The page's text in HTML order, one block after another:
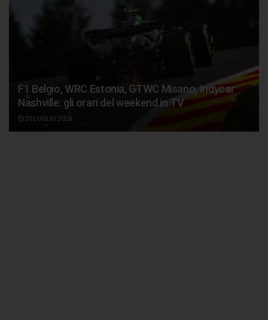
F1 Belgio, WRC Estonia, GTWC Misano, Indycar
Nashville: gli orari del weekend in TV
20 LUGLIO 2026